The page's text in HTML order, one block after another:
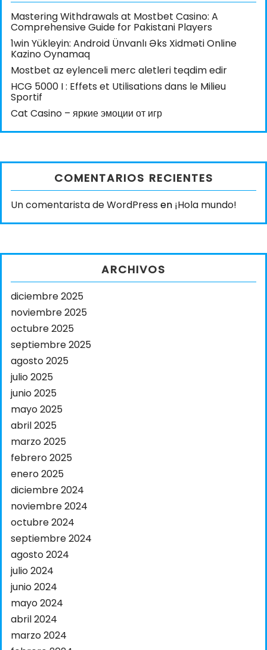
Mastering Withdrawals at Mostbet Casino: A
Comprehensive Guide for Pakistani Players
1win Yükleyin: Android Ünvanlı Əks Xidməti Online
Kazino Oynamaq
Mostbet az eylenceli merc aletleri teqdim edir
HCG 5000 I : Effets et Utilisations dans le Milieu
Sportif
Cat Casino – яркие эмоции от игр
COMENTARIOS RECIENTES
Un comentarista de WordPress en ¡Hola mundo!
ARCHIVOS
diciembre 2025
noviembre 2025
octubre 2025
septiembre 2025
agosto 2025
julio 2025
junio 2025
mayo 2025
abril 2025
marzo 2025
febrero 2025
enero 2025
diciembre 2024
noviembre 2024
octubre 2024
septiembre 2024
agosto 2024
julio 2024
junio 2024
mayo 2024
abril 2024
marzo 2024